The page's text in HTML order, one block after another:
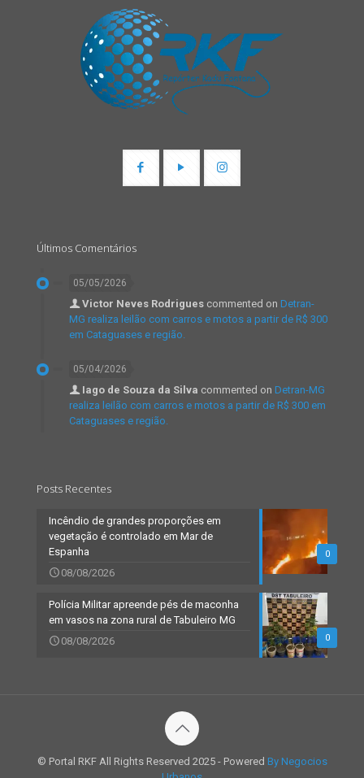
Últimos Comentários
05/05/2026
Victor Neves Rodrigues commented on Detran-
MG realiza leilão com carros e motos a partir de R$ 300
em Cataguases e região.
05/04/2026
Iago de Souza da Silva commented on Detran-MG
realiza leilão com carros e motos a partir de R$ 300 em
Cataguases e região.
Posts Recentes
0
Incêndio de grandes proporções em
vegetação é controlado em Mar de
Espanha
08/08/2026
0
Polícia Militar apreende pés de maconha
em vasos na zona rural de Tabuleiro MG
08/08/2026
© Portal RKF All Rights Reserved 2025 - Powered By Negocios